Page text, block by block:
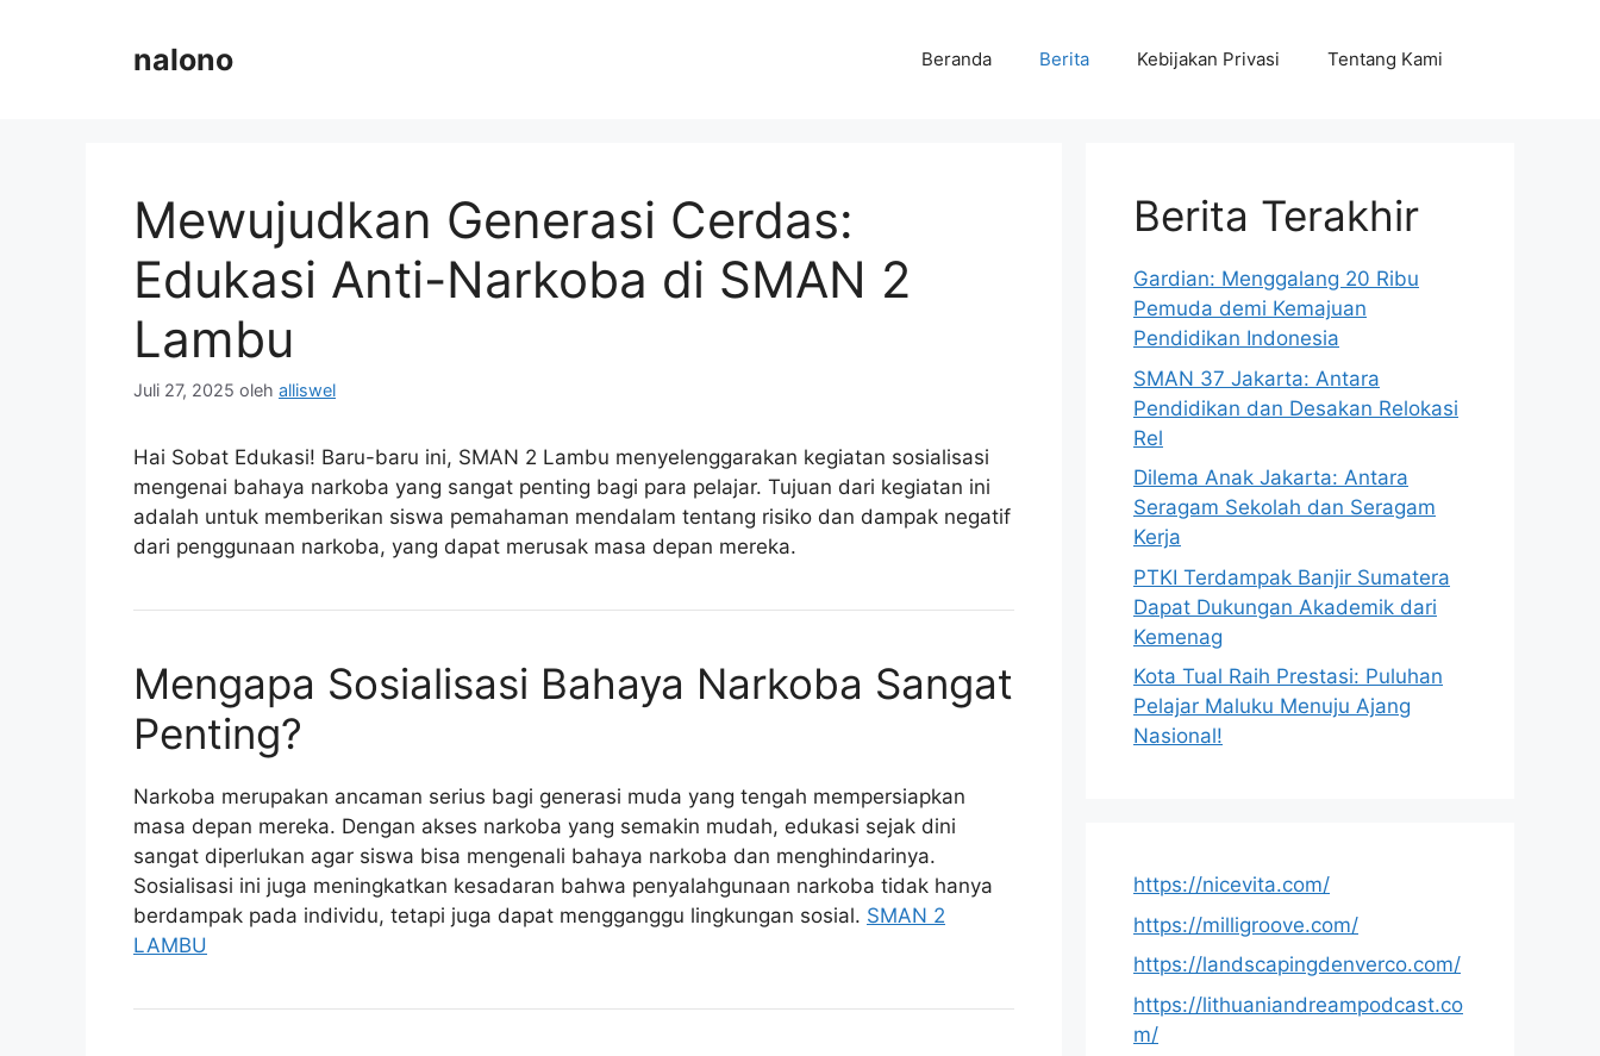
nalono Beranda Berita Kebijakan Privasi Tentang Kami
Mewujudkan Generasi Cerdas:
Edukasi Anti-Narkoba di SMAN 2
Lambu
Juli 27, 2025 oleh alliswel
Hai Sobat Edukasi! Baru-baru ini, SMAN 2 Lambu menyelenggarakan kegiatan sosialisasi
mengenai bahaya narkoba yang sangat penting bagi para pelajar. Tujuan dari kegiatan ini
adalah untuk memberikan siswa pemahaman mendalam tentang risiko dan dampak negatif
dari penggunaan narkoba, yang dapat merusak masa depan mereka.
Mengapa Sosialisasi Bahaya Narkoba Sangat
Penting?
Narkoba merupakan ancaman serius bagi generasi muda yang tengah mempersiapkan
masa depan mereka. Dengan akses narkoba yang semakin mudah, edukasi sejak dini
sangat diperlukan agar siswa bisa mengenali bahaya narkoba dan menghindarinya.
Sosialisasi ini juga meningkatkan kesadaran bahwa penyalahgunaan narkoba tidak hanya
berdampak pada individu, tetapi juga dapat mengganggu lingkungan sosial. SMAN 2
LAMBU
Berita Terakhir
Gardian: Menggalang 20 Ribu
Pemuda demi Kemajuan
Pendidikan Indonesia
SMAN 37 Jakarta: Antara
Pendidikan dan Desakan Relokasi
Rel
Dilema Anak Jakarta: Antara
Seragam Sekolah dan Seragam
Kerja
PTKI Terdampak Banjir Sumatera
Dapat Dukungan Akademik dari
Kemenag
Kota Tual Raih Prestasi: Puluhan
Pelajar Maluku Menuju Ajang
Nasional!
https://nicevita.com/
https://milligroove.com/
https://landscapingdenverco.com/
https://lithuaniandreampodcast.co
m/